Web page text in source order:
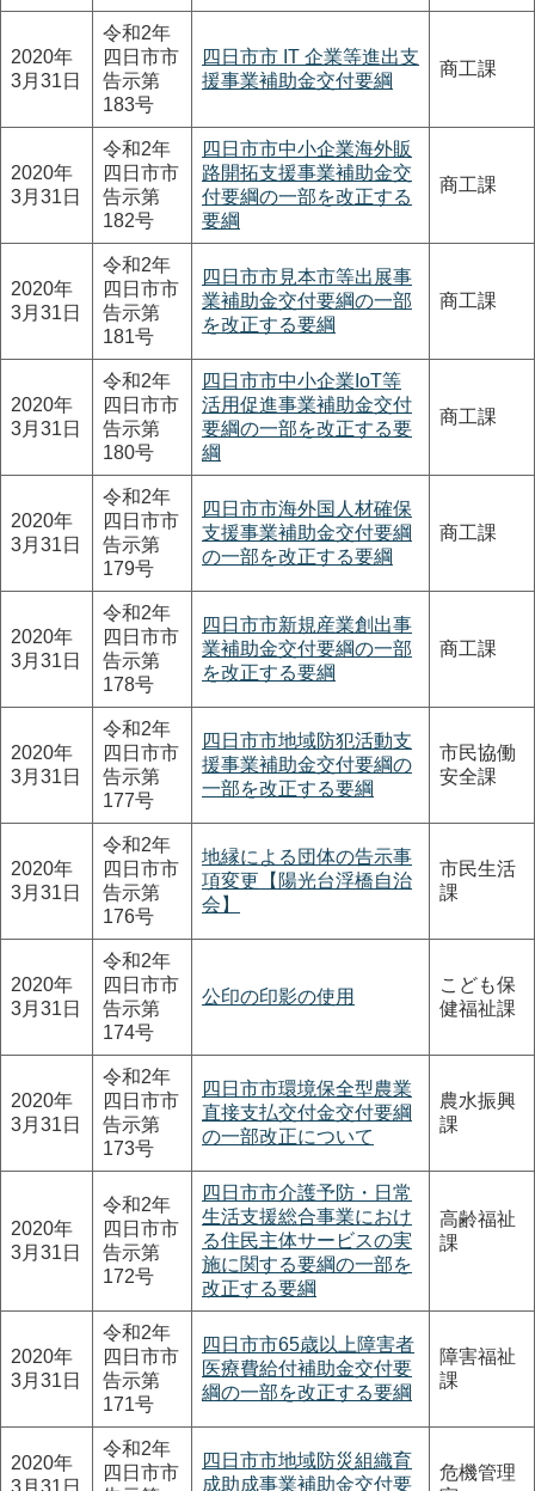
2020年
3月31日
令和2年
四日市市
告示第
183号
四日市市 IT 企業等進出支
援事業補助金交付要綱
商工課
2020年
3月31日
令和2年
四日市市
告示第
182号
四日市市中小企業海外販
路開拓支援事業補助金交
付要綱の一部を改正する
要綱
商工課
2020年
3月31日
令和2年
四日市市
告示第
181号
四日市市見本市等出展事
業補助金交付要綱の一部
を改正する要綱
商工課
2020年
3月31日
令和2年
四日市市
告示第
180号
四日市市中小企業IoT等
活用促進事業補助金交付
要綱の一部を改正する要
綱
商工課
2020年
3月31日
令和2年
四日市市
告示第
179号
四日市市海外国人材確保
支援事業補助金交付要綱
の一部を改正する要綱
商工課
2020年
3月31日
令和2年
四日市市
告示第
178号
四日市市新規産業創出事
業補助金交付要綱の一部
を改正する要綱
商工課
2020年
3月31日
令和2年
四日市市
告示第
177号
四日市市地域防犯活動支
援事業補助金交付要綱の
一部を改正する要綱
市民協働
安全課
2020年
3月31日
令和2年
四日市市
告示第
176号
地縁による団体の告示事
項変更【陽光台浮橋自治
会】
市民生活
課
2020年
3月31日
令和2年
四日市市
告示第
174号
公印の印影の使用
こども保
健福祉課
2020年
3月31日
令和2年
四日市市
告示第
173号
四日市市環境保全型農業
直接支払交付金交付要綱
の一部改正について
農水振興
課
2020年
3月31日
令和2年
四日市市
告示第
172号
四日市市介護予防・日常
生活支援総合事業におけ
る住民主体サービスの実
施に関する要綱の一部を
改正する要綱
高齢福祉
課
2020年
3月31日
令和2年
四日市市
告示第
171号
四日市市65歳以上障害者
医療費給付補助金交付要
綱の一部を改正する要綱
障害福祉
課
2020年
3月31日
令和2年
四日市市
四日市市地域防災組織育
成助成事業補助金交付要
危機管理